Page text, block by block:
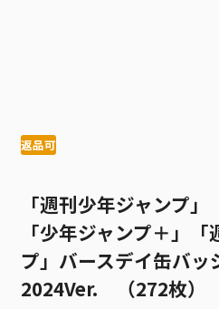
返品可
「週刊少年ジャンプ」
「少年ジャンプ＋」
プ」バースデイ缶バ
2024Ver. （272枚）